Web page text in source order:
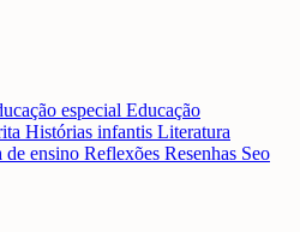
especial Educação
Histórias infantis Literatura
ensino Reflexões Resenhas Seo